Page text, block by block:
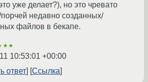
уже делает?), но это чревато
недавно созданных/
файлов в бекапе.
10:53:01 +00:00
ответ
Ссылка